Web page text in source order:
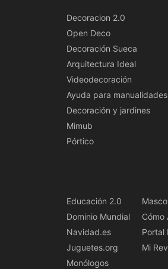
Decoracion 2.0
Open Deco
Decoración Sueca
Arquitectura Ideal
Videodecoración
Ayuda para manualidades
Decoración y jardines
Mimub
Pórtico
Educación 2.0
Dominio Mundial
Navidad.es
Juguetes.org
Monólogos
Cómo
Portal
Mi